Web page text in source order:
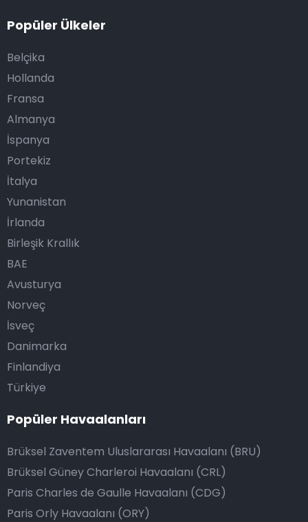
Popüler Ülkeler
Belçika
Hollanda
Fransa
Almanya
İspanya
Portekiz
İtalya
Yunanistan
İrlanda
Birleşik Krallık
BAE
Avusturya
Norveç
İsveç
Danimarka
Finlandiya
Türkiye
Popüler Havaalanları
Brüksel Zaventem Uluslararası Havaalanı (BRU)
Brüksel Güney Charleroi Havaalanı (CRL)
Paris Charles de Gaulle Havaalanı (CDG)
Paris Orly Havaalanı (ORY)